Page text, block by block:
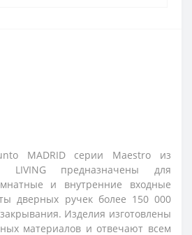
MADRID серии Maestro из
LIVING предназначены для
и внутренние входные
дверных ручек более 150 000
Изделия изготовлены
материалов и отвечают всем